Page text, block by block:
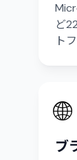
ど
ト
🌐
ブ